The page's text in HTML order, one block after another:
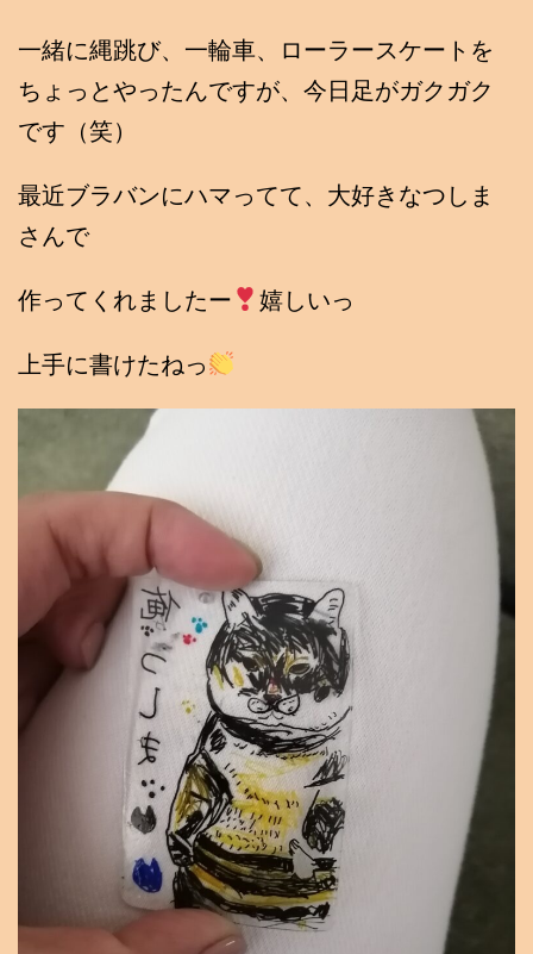
一緒に縄跳び、一輪車、ローラースケートを
ちょっとやったんですが、今日足がガクガク
です（笑）
最近ブラバンにハマってて、大好きなつしま
さんで
作ってくれましたー 嬉しいっ
上手に書けたねっ